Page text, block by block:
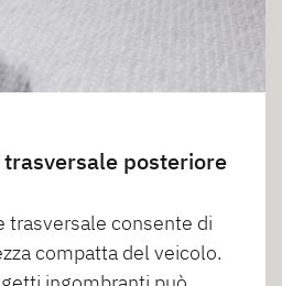
posteriore
consente di
compatta del veicolo.